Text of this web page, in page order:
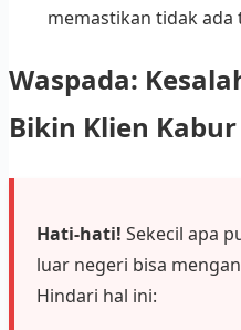
memastikan tidak ada
Waspada:
Bikin Klien Kabur
Hati-hati! Sekecil apa
luar negeri bisa
Hindari hal ini: